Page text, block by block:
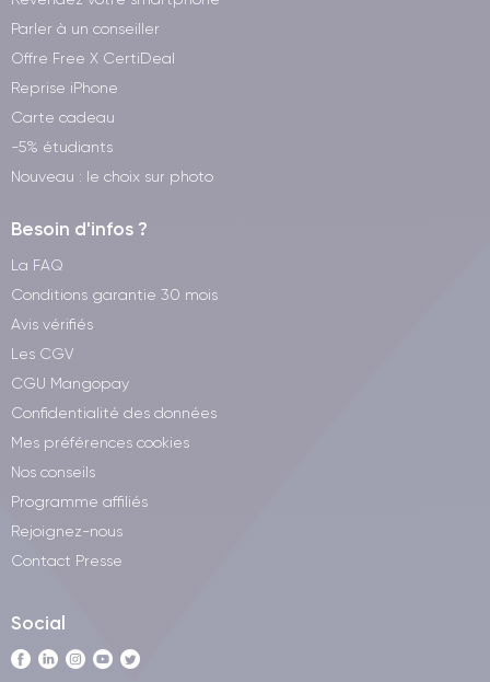
Parler à un conseiller
Offre Free X CertiDeal
Reprise iPhone
Carte cadeau
-5% étudiants
Nouveau : le choix sur photo
Besoin d'infos ?
La FAQ
Conditions garantie 30 mois
Avis vérifiés
Les CGV
CGU Mangopay
Confidentialité des données
Mes préférences cookies
Nos conseils
Programme affiliés
Rejoignez-nous
Contact Presse
Social